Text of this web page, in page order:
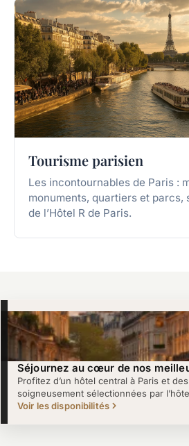
Tourisme parisien
Les incontournables de Paris :
monuments, quartiers et parcs,
de l’Hôtel R de Paris.
Séjournez au cœur de nos
Profitez d’un hôtel central à Paris et
soigneusement sélectionnées par
Voir les disponibilités